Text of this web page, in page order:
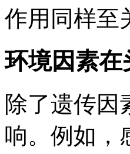
作用同样至
环境因素在
除了遗传因
响。例如，